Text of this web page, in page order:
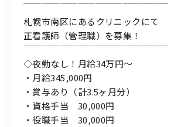
私たちの紹介
サポート内容
コラム
よくある質問
プライバシーポリシー
￣￣￣￣￣￣￣￣￣￣￣￣￣￣￣￣
札幌市南区にあるクリニックにて
正看護師（管理職）を募集！
￣￣￣￣￣￣￣￣￣￣￣￣￣￣￣￣
◇夜勤なし！月給34万円～
・月給345,000円
・賞与あり（計3.5ヶ月分）
・資格手当 30,000円
・役職手当 30,000円